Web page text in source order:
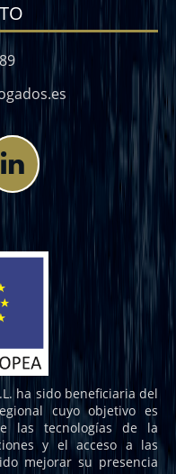
ha sido beneficiaria del
cuyo objetivo es
las tecnologías de la
y el acceso a las
mejorar su presencia